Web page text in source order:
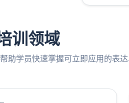
训领域
助学员快速掌握可立即应用的表达